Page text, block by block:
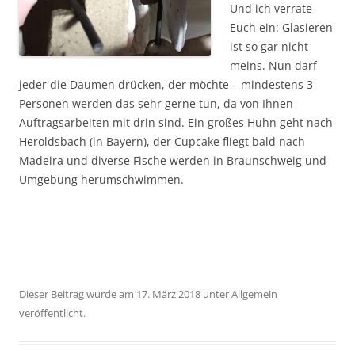
Und ich verrate
Euch ein: Glasieren
ist so gar nicht
meins. Nun darf
jeder die Daumen drücken, der möchte – mindestens 3
Personen werden das sehr gerne tun, da von Ihnen
Auftragsarbeiten mit drin sind. Ein großes Huhn geht nach
Heroldsbach (in Bayern), der Cupcake fliegt bald nach
Madeira und diverse Fische werden in Braunschweig und
Umgebung herumschwimmen.
Dieser Beitrag wurde am 17. März 2018 unterAllgemein
veröffentlicht.